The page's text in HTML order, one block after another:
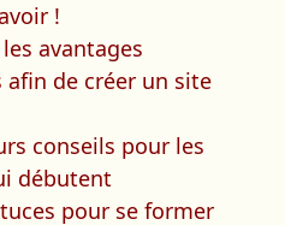
!
avantages
afin de créer un site
conseils pour les
débutent
pour se former